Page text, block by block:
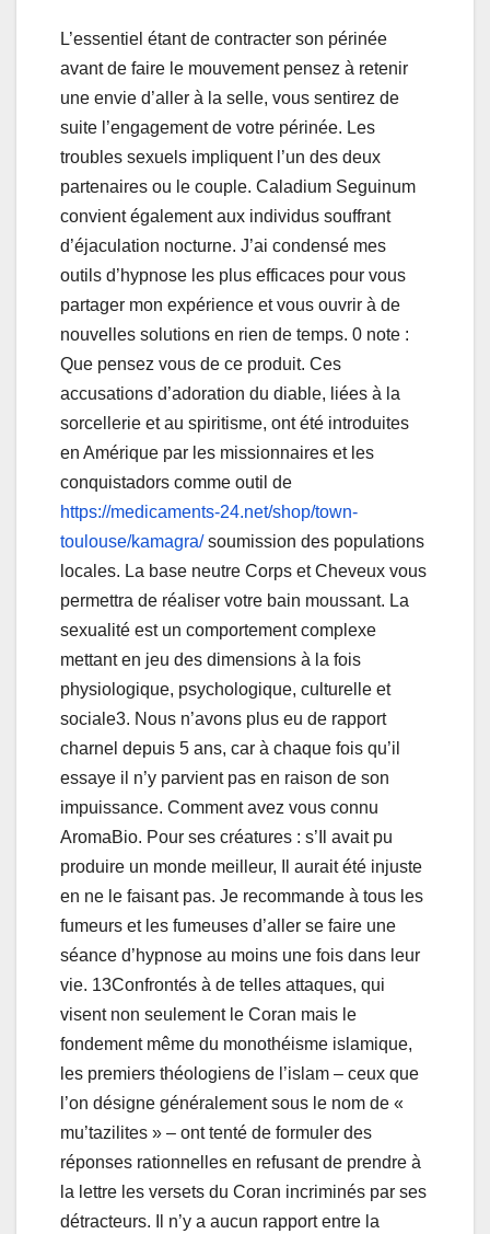
L’essentiel étant de contracter son périnée
avant de faire le mouvement pensez à retenir
une envie d’aller à la selle, vous sentirez de
suite l’engagement de votre périnée. Les
troubles sexuels impliquent l’un des deux
partenaires ou le couple. Caladium Seguinum
convient également aux individus souffrant
d’éjaculation nocturne. J’ai condensé mes
outils d’hypnose les plus efficaces pour vous
partager mon expérience et vous ouvrir à de
nouvelles solutions en rien de temps. 0 note :
Que pensez vous de ce produit. Ces
accusations d’adoration du diable, liées à la
sorcellerie et au spiritisme, ont été introduites
en Amérique par les missionnaires et les
conquistadors comme outil de
https://medicaments-24.net/shop/town-
toulouse/kamagra/soumission des populations
locales. La base neutre Corps et Cheveux vous
permettra de réaliser votre bain moussant. La
sexualité est un comportement complexe
mettant en jeu des dimensions à la fois
physiologique, psychologique, culturelle et
sociale3. Nous n’avons plus eu de rapport
charnel depuis 5 ans, car à chaque fois qu’il
essaye il n’y parvient pas en raison de son
impuissance. Comment avez vous connu
AromaBio. Pour ses créatures : s’Il avait pu
produire un monde meilleur, Il aurait été injuste
en ne le faisant pas. Je recommande à tous les
fumeurs et les fumeuses d’aller se faire une
séance d’hypnose au moins une fois dans leur
vie. 13Confrontés à de telles attaques, qui
visent non seulement le Coran mais le
fondement même du monothéisme islamique,
les premiers théologiens de l’islam – ceux que
l’on désigne généralement sous le nom de «
mu’tazilites » – ont tenté de formuler des
réponses rationnelles en refusant de prendre à
la lettre les versets du Coran incriminés par ses
détracteurs. Il n’y a aucun rapport entre la